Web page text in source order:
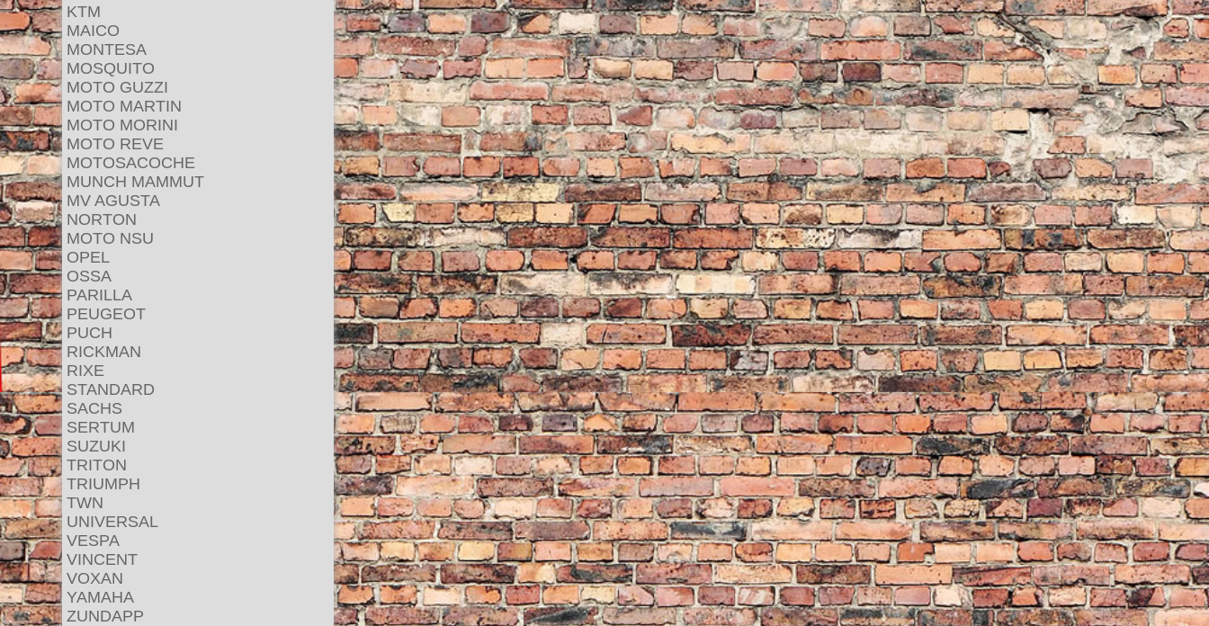
KTM
MAICO
MONTESA
MOSQUITO
MOTO GUZZI
MOTO MARTIN
MOTO MORINI
MOTO REVE
MOTOSACOCHE
MUNCH MAMMUT
MV AGUSTA
NORTON
MOTO NSU
OPEL
OSSA
PARILLA
PEUGEOT
PUCH
RICKMAN
RIXE
STANDARD
SACHS
SERTUM
SUZUKI
TRITON
TRIUMPH
TWN
UNIVERSAL
VESPA
VINCENT
VOXAN
YAMAHA
ZUNDAPP